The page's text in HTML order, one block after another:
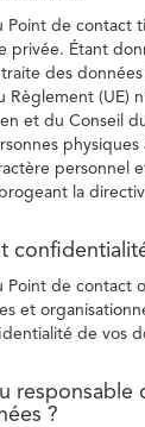
Point de contact
privée. Étant
des
Règlement (UE)
et du Conseil
personnel
la
Point de contact
et
de vos
responsable
?